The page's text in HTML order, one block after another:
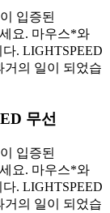
입증된
요. 마우스*와
. LIGHTSPEED
거의 일이 되었습
무선
입증된
요. 마우스*와
. LIGHTSPEED
거의 일이 되었습